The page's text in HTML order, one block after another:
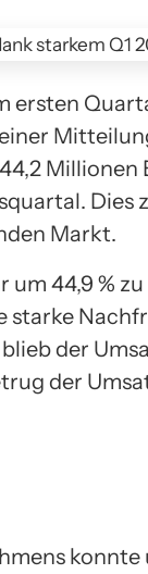
ersten
Dies
Markt.
44,9 %
starke
der
der
konnte